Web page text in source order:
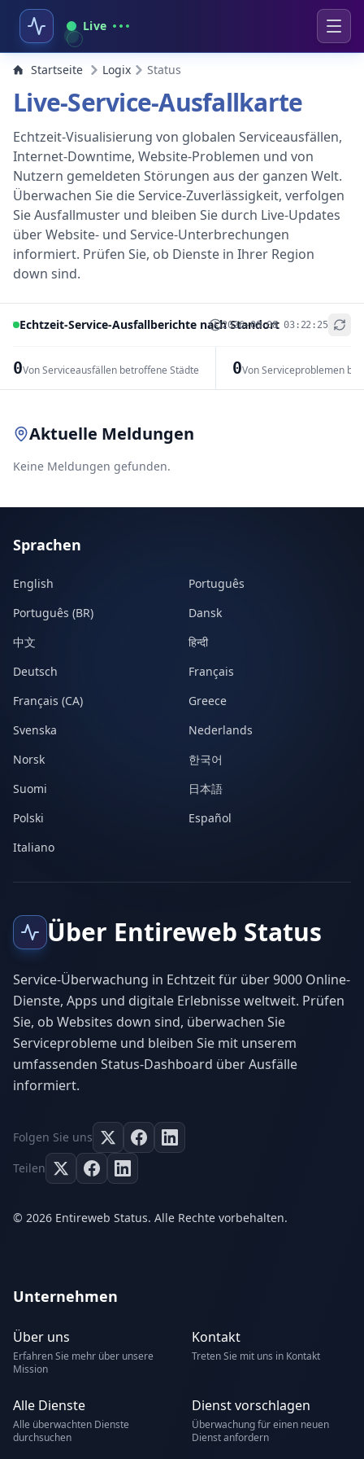
Live
Startseite Logix Status
Live-Service-Ausfallkarte
Echtzeit-Visualisierung von globalen Serviceausfällen,
Internet-Downtime, Website-Problemen und von
Nutzern gemeldeten Störungen aus der ganzen Welt.
Überwachen Sie die Service-Zuverlässigkeit, verfolgen
Sie Ausfallmuster und bleiben Sie durch Live-Updates
über Website- und Service-Unterbrechungen
informiert. Prüfen Sie, ob Dienste in Ihrer Region
down sind.
Echtzeit-Service-Ausfallberichte nach Standort
2026-08-08 03:22:25
0Von Serviceausfällen betroffene Städte 0Von Serviceproblemen
+
Aktuelle Meldungen
Keine Meldungen gefunden.
Sprachen
English
Português
Português (BR)
Dansk
中文
हिन्दी
Deutsch
Français
Français (CA)
Greece
Svenska
Nederlands
Norsk
한국어
Suomi
日本語
Polski
Español
Italiano
Über Entireweb Status
Service-Überwachung in Echtzeit für über 9000 Online-
Dienste, Apps und digitale Erlebnisse weltweit. Prüfen
Sie, ob Websites down sind, überwachen Sie
Serviceprobleme und bleiben Sie mit unserem
umfassenden Status-Dashboard über Ausfälle
informiert.
Folgen Sie uns
Teilen
© 2026 Entireweb Status. Alle Rechte vorbehalten.
Unternehmen
Über uns
Erfahren Sie mehr über unsere
Mission
Kontakt
Treten Sie mit uns in Kontakt
Alle Dienste
Alle überwachten Dienste
durchsuchen
Dienst vorschlagen
Überwachung für einen neuen
Dienst anfordern